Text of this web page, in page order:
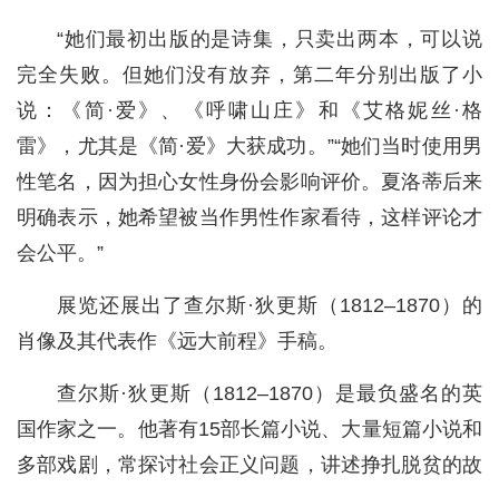
“她们最初出版的是诗集，只卖出两本，可以说
完全失败。但她们没有放弃，第二年分别出版了小
说：《简·爱》、《呼啸山庄》和《艾格妮丝·格
雷》，尤其是《简·爱》大获成功。”“她们当时使用男
性笔名，因为担心女性身份会影响评价。夏洛蒂后来
明确表示，她希望被当作男性作家看待，这样评论才
会公平。”
展览还展出了查尔斯·狄更斯（1812–1870）的
肖像及其代表作《远大前程》手稿。
查尔斯·狄更斯（1812–1870）是最负盛名的英
国作家之一。他著有15部长篇小说、大量短篇小说和
多部戏剧，常探讨社会正义问题，讲述挣扎脱贫的故